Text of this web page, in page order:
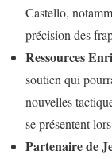
Castello,
précision des
Ressources
soutien qui
nouvelles
se présentent
Partenaire de